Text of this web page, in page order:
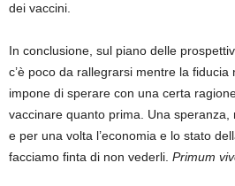
dei vaccini.
In conclusione, sul piano delle
c’è poco da rallegrarsi mentre la
impone di sperare con una certa
vaccinare quanto prima. Una
e per una volta l’economia e lo stato
facciamo finta di non vederli. Primum